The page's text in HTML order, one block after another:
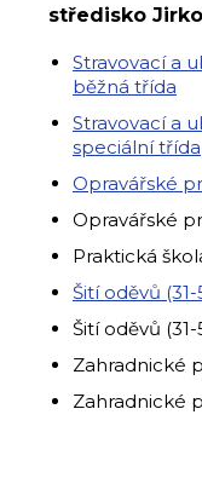
středisko
Stravovací a
běžná třída
Stravovací a
speciální třída
Opravářské
Opravářské
Praktická
Šití oděvů
Šití oděvů
Zahradnické
Zahradnické